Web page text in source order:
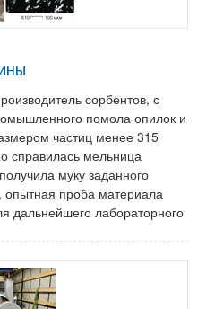
сорбентов, с
помола опилок и
частиц менее 315
справилась мельница
муку заданного
опытная проба материала
дальнейшего лабораторного